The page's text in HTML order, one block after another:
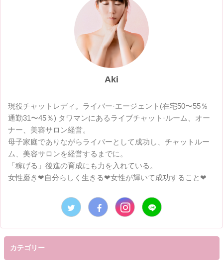
Aki
現役チャットレディ。ライバー·エージェント(在宅50〜55％
通勤31〜45％) タワマンにあるライブチャット·ルーム、オー
ナー、美容サロン経営。
母子家庭でありながらライバーとして成功し、チャットルー
ム、美容サロンを経営するまでに。
「稼げる」後進の育成にも力を入れている。
女性磨き❤︎自分らしく生きる❤︎女性が輝いて成功すること❤︎
カテゴリー